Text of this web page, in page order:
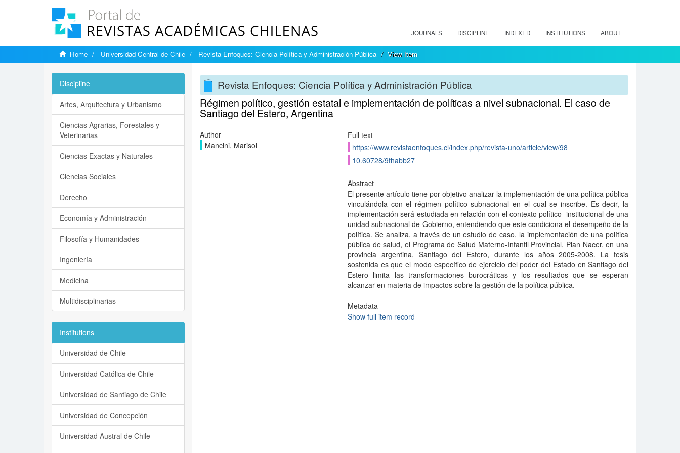
JOURNALS DISCIPLINE INDEXED INSTITUTIONS ABOUT
Home Universidad Central de Chile Revista Enfoques: Ciencia Política y Administración Pública View Item
Revista Enfoques: Ciencia Política y Administración Pública
Régimen político, gestión estatal e implementación de políticas a nivel subnacional. El caso de
Santiago del Estero, Argentina
Author
Mancini, Marisol
Full text
https://www.revistaenfoques.cl/index.php/revista-uno/article/view/98
10.60728/9thabb27
Abstract
El presente artículo tiene por objetivo analizar la implementación de una política pública
vinculándola con el régimen político subnacional en el cual se inscribe. Es decir, la
implementación será estudiada en relación con el contexto político -institucional de una
unidad subnacional de Gobierno, entendiendo que este condiciona el desempeño de la
política. Se analiza, a través de un estudio de caso, la implementación de una política
pública de salud, el Programa de Salud Materno-Infantil Provincial, Plan Nacer, en una
provincia argentina, Santiago del Estero, durante los años 2005-2008. La tesis
sostenida es que el modo específico de ejercicio del poder del Estado en Santiago del
Estero limita las transformaciones burocráticas y los resultados que se esperan
alcanzar en materia de impactos sobre la gestión de la política pública.
Metadata
Show full item record
Discipline
Artes, Arquitectura y Urbanismo
Ciencias Agrarias, Forestales y
Veterinarias
Ciencias Exactas y Naturales
Ciencias Sociales
Derecho
Economía y Administración
Filosofía y Humanidades
Ingeniería
Medicina
Multidisciplinarias
Institutions
Universidad de Chile
Universidad Católica de Chile
Universidad de Santiago de Chile
Universidad de Concepción
Universidad Austral de Chile